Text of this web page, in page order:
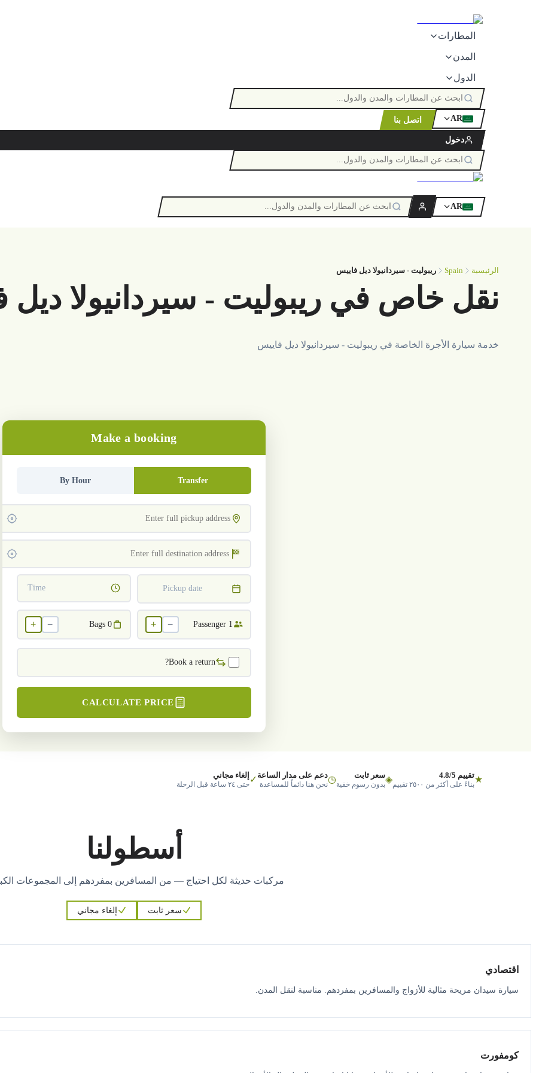
المطارات
المدن
الدول
ٱللَّٰه AR اتصل بنا
دخول
ٱللَّٰه AR
الرئيسية Spain ريبوليت - سيردانيولا ديل فاييس
نقل خاص في ريبوليت - سيردانيولا ديل
خدمة سيارة الأجرة الخاصة في ريبوليت - سيردانيولا ديل فاييس
Make a booking
Transfer
By Hour
Pickup date
Time
1
Passenger
−
+
0
Bags
−
+
Book a return?
CALCULATE PRICE
★تقييم 4.8/5
بناءً على أكثر من ٢٥٠٠ تقييم ◈سعر ثابت
بدون رسوم خفية◷دعم على مدار الساعة
نحن هنا دائماً للمساعدة ✓ إلغاء مجاني
حتى ٢٤ ساعة قبل الرحلة
أسطولنا
مركبات حديثة لكل احتياج — من المسافرين بمفردهم إلى المجموعات
سعر ثابت إلغاء مجاني
اقتصادي
سيارة سيدان مريحة مثالية للأزواج والمسافرين بمفردهم. مناسبة لنقل المدن.
كومفورت